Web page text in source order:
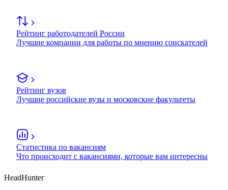
Рейтинг работодателей России
Лучшие компании для работы по мнению соискателей
Рейтинг вузов
Лучшие российские вузы и московские факультеты
Статистика по вакансиям
Что происходит с вакансиями, которые вам интересны
HeadHunter